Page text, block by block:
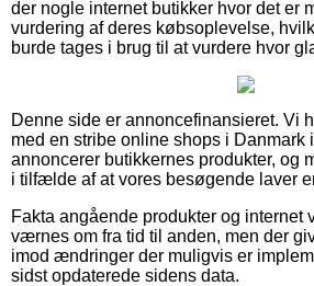
der nogle internet butikker hvor det er
vurdering af deres købsoplevelse,
burde tages i brug til at vurdere hvor
Denne side er annoncefinansieret. Vi
med en stribe online shops i Danmark
annoncerer butikkernes produkter, og
i tilfælde af at vores besøgende laver
Fakta angående produkter og internet
værnes om fra tid til anden, men der
imod ændringer der muligvis er
sidst opdaterede sidens data.